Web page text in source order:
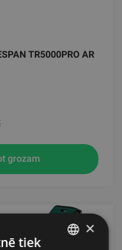
TR5000PRO AR
grozam
×
tiek